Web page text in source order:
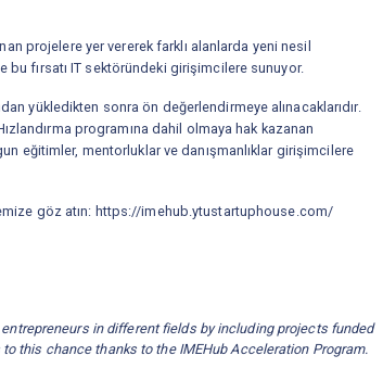
projelere yer vererek farklı alanlarda yeni nesil
bu fırsatı IT sektöründeki girişimcilere sunuyor.
yükledikten sonra ön değerlendirmeye alınacaklarıdır.
programına dahil olmaya hak kazanan
eğitimler, mentorluklar ve danışmanlıklar girişimcilere
göz atın: https://imehub.ytustartuphouse.com/
in different fields by including projects funded
this chance thanks to the IMEHub Acceleration Program.